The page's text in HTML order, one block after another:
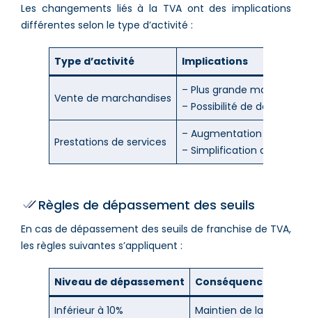
Les changements liés à la TVA ont des implications
différentes selon le type d’activité :
Type d’activité Implications
Vente de marchandises
– Plus grande marge
– Possibilité de
Prestations de services
– Augmentation du seuil
– Simplification
Règles de dépassement des seuils
En cas de dépassement des seuils de franchise de TVA,
les règles suivantes s’appliquent :
Niveau de dépassement Conséquence
Inférieur à 10%
Maintien de la